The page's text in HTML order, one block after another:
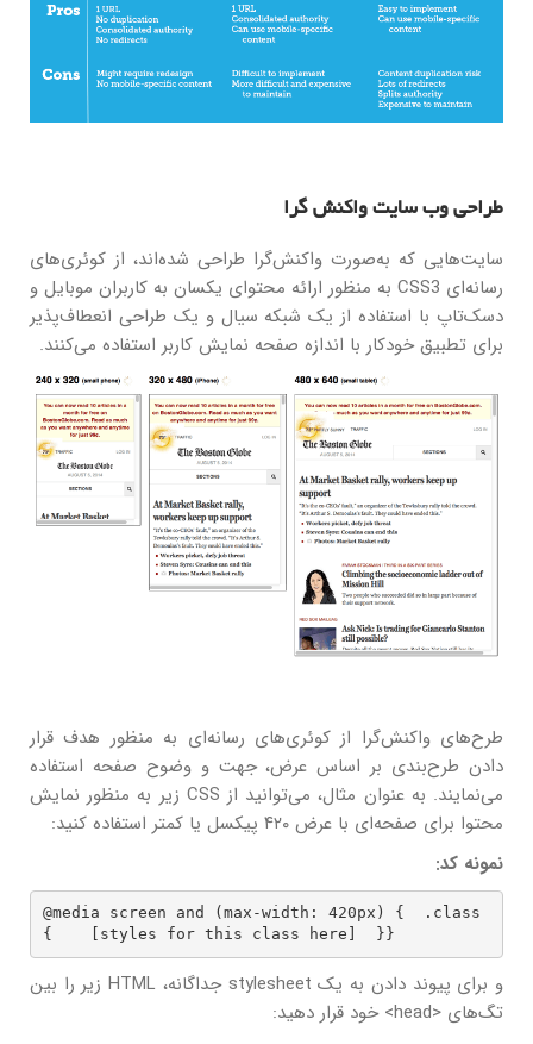
طراحی وب سایت واکنش گرا
سایت‌هایی که به‌صورت واکنش‌گرا طراحی شده‌اند، از کوئری‌های
رسانه‌ای CSS3 به منظور ارائه محتوای یکسان به کاربران موبایل و
دسک‌تاپ با استفاده از یک شبکه سیال و یک طراحی انعطاف‌پذیر
برای تطبیق خودکار با اندازه صفحه نمایش کاربر استفاده می‌کنند.
طرح‌های واکنش‌گرا از کوئری‌های رسانه‌ای به منظور هدف قرار
دادن طرح‌بندی بر اساس عرض، جهت و وضوح صفحه استفاده
می‌نمایند. به عنوان مثال، می‌توانید از CSS زیر به منظور نمایش
محتوا برای صفحه‌ای با عرض ۴۲۰ پیکسل یا کمتر استفاده کنید:
نمونه کد:
@media screen and (max-width: 420px) {  .class
{    [styles for this class here]  }}
و برای پیوند دادن به یک stylesheet جداگانه، HTML زیر را بین
تگ‌های <head> خود قرار دهید: